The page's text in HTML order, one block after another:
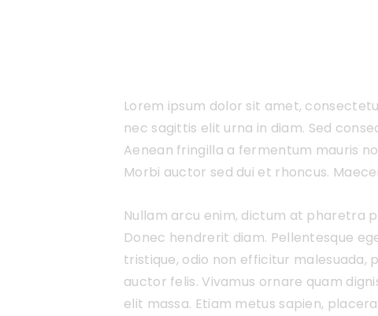
Lorem ipsum dolor sit amet,
nec sagittis elit urna in diam. Sed
Aenean fringilla a fermentum mauris
Morbi auctor sed dui et rhoncus.
Nullam arcu enim, dictum at pharetra
Donec hendrerit diam. Pellentesque
tristique, odio non efficitur malesuada,
auctor felis. Vivamus ornare quam
elit massa. Etiam metus sapien,